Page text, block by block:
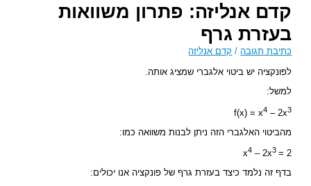
קדם אנליזה: פתרון משוואות
בעזרת גרף
כתיבת תגובה / קדם אנליזה
לפונקציה יש ביטוי אלגברי שמציג אותה.
למשל:
f(x) = x4 – 2x3
מהביטוי האלגברי הזה ניתן לבנות משוואה כמו:
x4 – 2x3 = 2
בדף זה נלמד כיצד בעזרת גרף של פונקציה אנו יכולים: